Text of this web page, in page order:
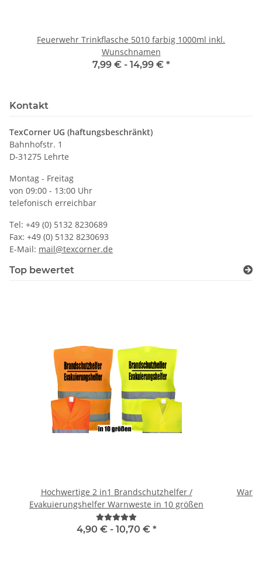
Feuerwehr Trinkflasche 5010 farbig 1000ml inkl.
Wunschnamen
7,99 € - 14,99 € *
Kontakt
TexCorner UG (haftungsbeschränkt)
Bahnhofstr. 1
D-31275 Lehrte
Montag - Freitag
von 09:00 - 13:00 Uhr
telefonisch erreichbar
Tel: +49 (0) 5132 8230689
Fax: +49 (0) 5132 8230693
E-Mail: mail@texcorner.de
Top bewertet
Hochwertige 2 in1 Brandschutzhelfer /
Evakuierungshelfer Warnweste in 10 größen
4,90 € - 10,70 € *